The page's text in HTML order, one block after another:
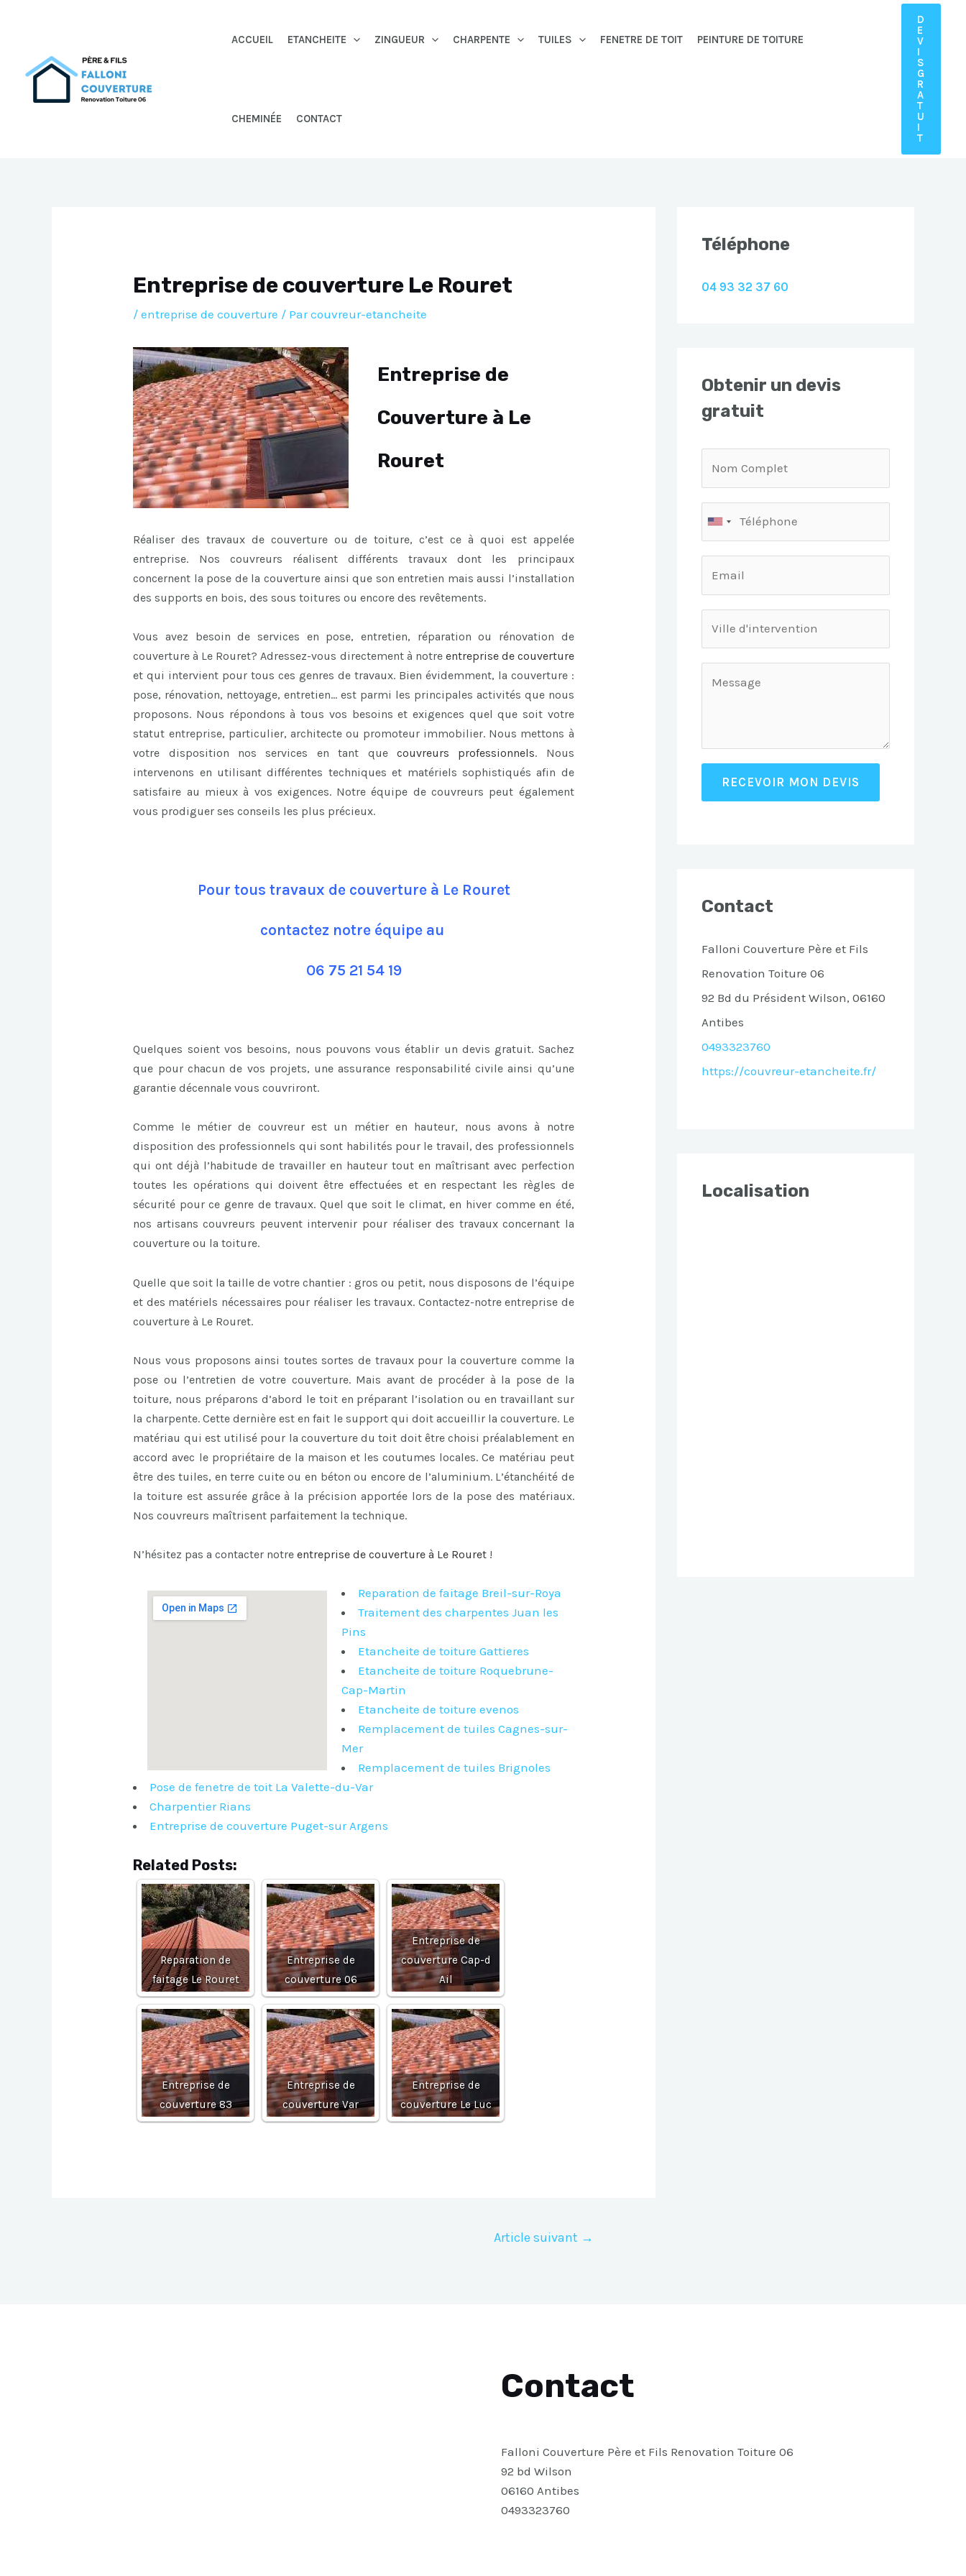
ACCUEIL ETANCHEITE ZINGUEUR CHARPENTE TUILES FENETRE DE TOIT PEINTURE DE TOITURE
CHEMINÉE CONTACT
D
E
V
I
S
G
R
A
T
U
I
T
Entreprise de couverture Le Rouret
/entreprise de couverture / Parcouvreur-etancheite
Entreprise de
Couverture à Le
Rouret
Réaliser des travaux de couverture ou de toiture, c’est ce à quoi est appelée
entreprise. Nos couvreurs réalisent différents travaux dont les principaux
concernent la pose de la couverture ainsi que son entretien mais aussi l’installation
des supports en bois, des sous toitures ou encore des revêtements.
Vous avez besoin de services en pose, entretien, réparation ou rénovation de
couverture à Le Rouret? Adressez-vous directement à notre entreprise de couverture
et qui intervient pour tous ces genres de travaux. Bien évidemment, la couverture :
pose, rénovation, nettoyage, entretien… est parmi les principales activités que nous
proposons. Nous répondons à tous vos besoins et exigences quel que soit votre
statut entreprise, particulier, architecte ou promoteur immobilier. Nous mettons à
votre disposition nos services en tant quecouvreurs professionnels. Nous
intervenons en utilisant différentes techniques et matériels sophistiqués afin de
satisfaire au mieux à vos exigences. Notre équipe de couvreurs peut également
vous prodiguer ses conseils les plus précieux.
Pour tous travaux de couverture à Le Rouret
contactez notre équipe au
06 75 21 54 19
Quelques soient vos besoins, nous pouvons vous établir un devis gratuit. Sachez
que pour chacun de vos projets, une assurance responsabilité civile ainsi qu’une
garantie décennale vous couvriront.
Comme le métier de couvreur est un métier en hauteur, nous avons à notre
disposition des professionnels qui sont habilités pour le travail, des professionnels
qui ont déjà l’habitude de travailler en hauteur tout en maîtrisant avec perfection
toutes les opérations qui doivent être effectuées et en respectant les règles de
sécurité pour ce genre de travaux. Quel que soit le climat, en hiver comme en été,
nos artisans couvreurs peuvent intervenir pour réaliser des travaux concernant la
couverture ou la toiture.
Quelle que soit la taille de votre chantier : gros ou petit, nous disposons de l’équipe
et des matériels nécessaires pour réaliser les travaux. Contactez-notre entreprise de
couverture à Le Rouret.
Nous vous proposons ainsi toutes sortes de travaux pour la couverture comme la
pose ou l’entretien de votre couverture. Mais avant de procéder à la pose de la
toiture, nous préparons d’abord le toit en préparant l’isolation ou en travaillant sur
la charpente. Cette dernière est en fait le support qui doit accueillir la couverture. Le
matériau qui est utilisé pour la couverture du toit doit être choisi préalablement en
accord avec le propriétaire de la maison et les coutumes locales. Ce matériau peut
être des tuiles, en terre cuite ou en béton ou encore de l’aluminium. L’étanchéité de
la toiture est assurée grâce à la précision apportée lors de la pose des matériaux.
Nos couvreurs maîtrisent parfaitement la technique.
N’hésitez pas a contacter notreentreprise de couverture à Le Rouret !
Reparation de faitage Breil-sur-Roya
Traitement des charpentes Juan les
Pins
Etancheite de toiture Gattieres
Etancheite de toiture Roquebrune-
Cap-Martin
Etancheite de toiture evenos
Remplacement de tuiles Cagnes-sur-
Mer
Remplacement de tuiles Brignoles
Pose de fenetre de toit La Valette-du-Var
Charpentier Rians
Entreprise de couverture Puget-sur Argens
Related Posts:
Reparation de
faitage Le Rouret
Entreprise de
couverture 06
Entreprise de
couverture Cap-d
Ail
Entreprise de
couverture 83
Entreprise de
couverture Var
Entreprise de
couverture Le Luc
Article suivant →
Téléphone
04 93 32 37 60
Obtenir un devis
gratuit
RECEVOIR MON DEVIS
Contact
Falloni Couverture Père et Fils
Renovation Toiture 06
92 Bd du Président Wilson, 06160
Antibes
0493323760
https://couvreur-etancheite.fr/
Localisation
Contact
Falloni Couverture Père et Fils Renovation Toiture 06
92 bd Wilson
06160 Antibes
0493323760